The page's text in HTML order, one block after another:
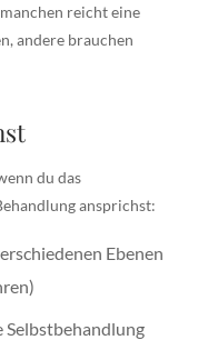
reicht eine
andere brauchen
du das
ansprichst:
Ebenen
Selbstbehandlung